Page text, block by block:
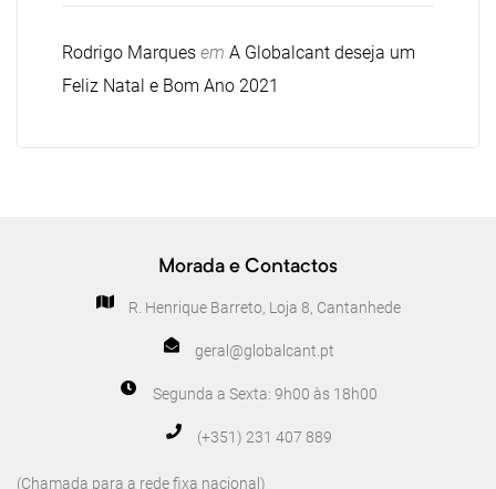
Rodrigo Marques em A Globalcant deseja um
Feliz Natal e Bom Ano 2021
Morada e Contactos
R. Henrique Barreto, Loja 8, Cantanhede
geral@globalcant.pt
Segunda a Sexta: 9h00 às 18h00
(+351) 231 407 889
(Chamada para a rede fixa nacional)